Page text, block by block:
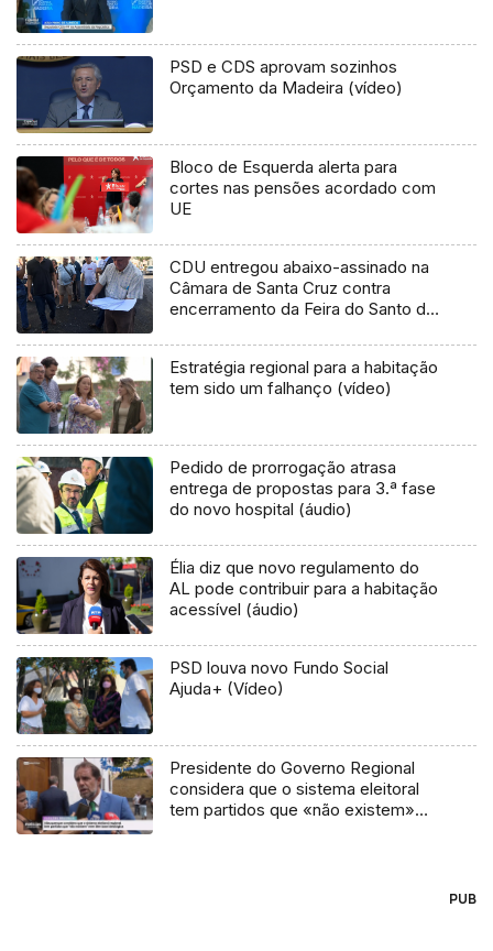
PSD e CDS aprovam sozinhos
Orçamento da Madeira (vídeo)
Bloco de Esquerda alerta para
cortes nas pensões acordado com
UE
CDU entregou abaixo-assinado na
Câmara de Santa Cruz contra
encerramento da Feira do Santo da
Estratégia regional para a habitação
tem sido um falhanço (vídeo)
Pedido de prorrogação atrasa
entrega de propostas para 3.ª fase
do novo hospital (áudio)
Élia diz que novo regulamento do
AL pode contribuir para a habitação
acessível (áudio)
PSD louva novo Fundo Social
Ajuda+ (Vídeo)
Presidente do Governo Regional
considera que o sistema eleitoral
tem partidos que «não existem»
PUB